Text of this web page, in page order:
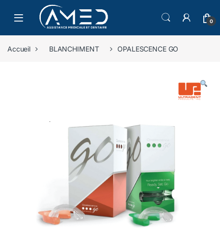
Skip to navigation
Skip to content
0
Accueil BLANCHIMENT OPALESCENCE GO